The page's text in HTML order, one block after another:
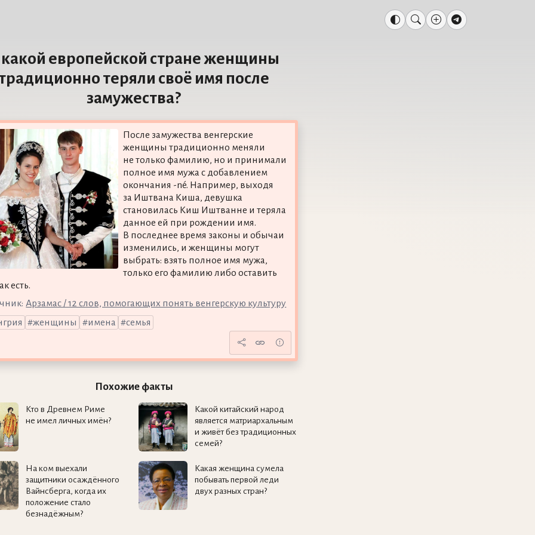
европейской стране женщины
теряли своё имя после
замужества?
После замужества венгерские
женщины традиционно меняли
не только фамилию, но и принимали
полное имя мужа с добавлением
окончания -né. Например, выходя
за Иштвана Киша, девушка
становилась Киш Иштванне и теряла
данное ей при рождении имя.
В последнее время законы и обычаи
изменились, и женщины могут
выбрать: взять полное имя мужа,
только его фамилию либо оставить
есть.
Арзамас / 12 слов, помогающих понять венгерскую культуру
женщины имена семья
Похожие факты
Кто в Древнем Риме
не имел личных имён?
Какой китайский народ
является матриархальным
и живёт без традиционных
семей?
На ком выехали
защитники осаждённого
Вайнсберга, когда их
положение стало
безнадёжным?
Какая женщина сумела
побывать первой леди
двух разных стран?